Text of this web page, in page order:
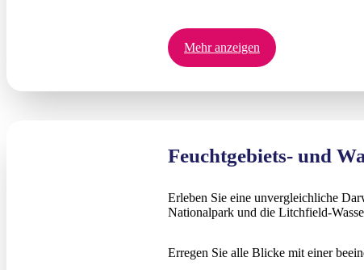
Mehr anzeigen
Feuchtgebiets- und
Erleben Sie eine unvergleichliche
Nationalpark und die Litchfield-
Erregen Sie alle Blicke mit einer